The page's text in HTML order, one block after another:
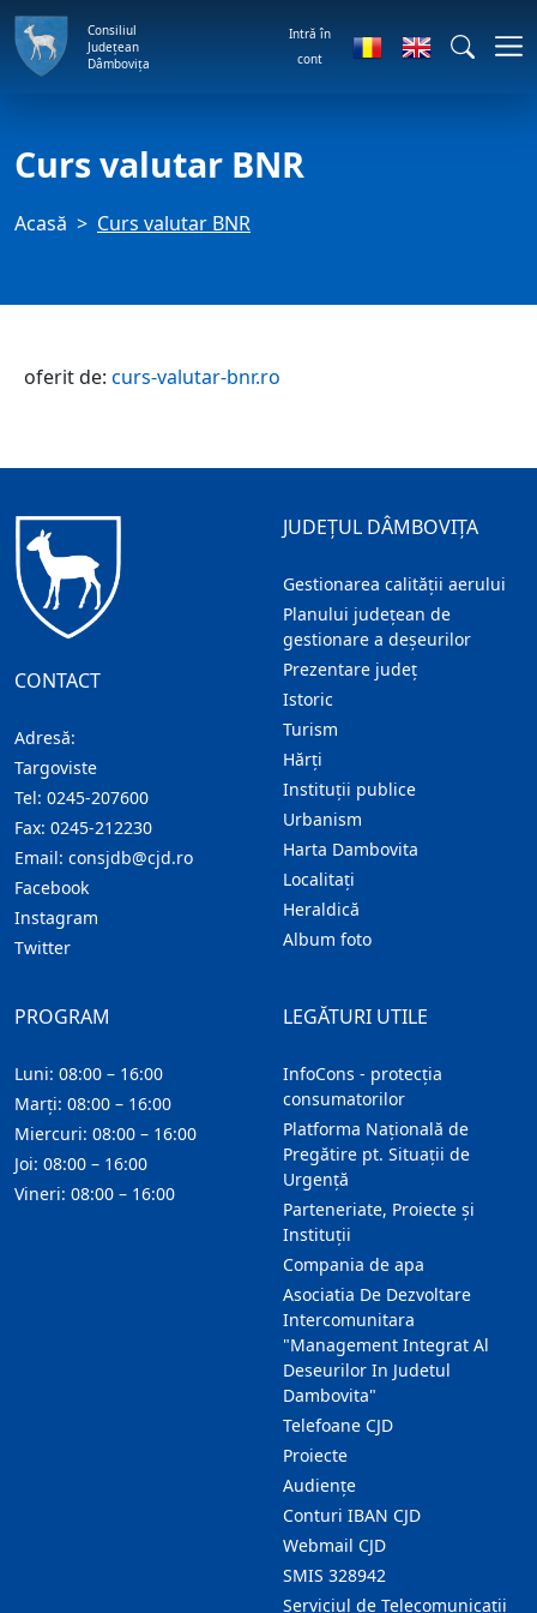
Consiliul
Județean
Dâmbovița
Intră în
cont
Curs valutar BNR
Acasă Curs valutar BNR
oferit de: curs-valutar-bnr.ro
CONTACT
Adresă:
Targoviste
Tel: 0245-207600
Fax: 0245-212230
Email: consjdb@cjd.ro
Facebook
Instagram
Twitter
JUDEȚUL DÂMBOVIȚA
Gestionarea calității aerului
Planului județean de
gestionare a deșeurilor
Prezentare judeţ
Istoric
Turism
Hărţi
Instituţii publice
Urbanism
Harta Dambovita
Localitaţi
Heraldică
Album foto
LEGĂTURI UTILE
InfoCons - protecția
consumatorilor
Platforma Națională de
Pregătire pt. Situații de
Urgență
Parteneriate, Proiecte și
Instituții
Compania de apa
Asociatia De Dezvoltare
Intercomunitara
"Management Integrat Al
Deseurilor In Judetul
Dambovita"
Telefoane CJD
Proiecte
Audienţe
Conturi IBAN CJD
Webmail CJD
SMIS 328942
Serviciul de Telecomunicații
PROGRAM
Luni: 08:00 – 16:00
Marți: 08:00 – 16:00
Miercuri: 08:00 – 16:00
Joi: 08:00 – 16:00
Vineri: 08:00 – 16:00